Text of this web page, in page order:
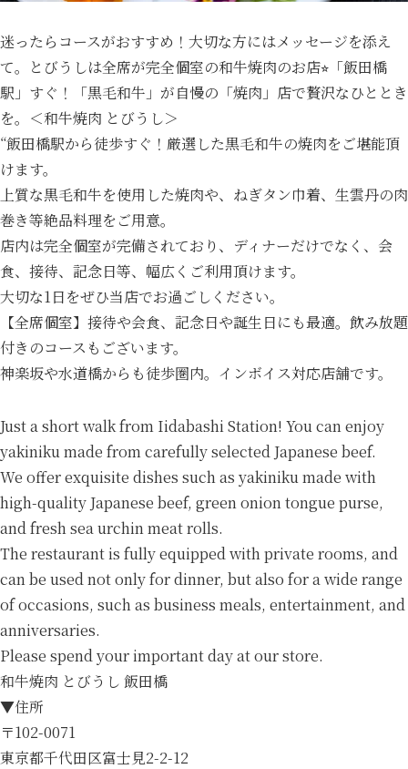
迷ったらコースがおすすめ！大切な方にはメッセージを添え
て。とびうしは全席が完全個室の和牛焼肉のお店⭐︎「飯田橋
駅」すぐ！「黒毛和牛」が自慢の「焼肉」店で贅沢なひととき
を。＜和牛焼肉 とびうし＞
“飯田橋駅から徒歩すぐ！厳選した黒毛和牛の焼肉をご堪能頂
けます。
上質な黒毛和牛を使用した焼肉や、ねぎタン巾着、生雲丹の肉
巻き等絶品料理をご用意。
店内は完全個室が完備されており、ディナーだけでなく、会
食、接待、記念日等、幅広くご利用頂けます。
大切な1日をぜひ当店でお過ごしください。
【全席個室】接待や会食、記念日や誕生日にも最適。飲み放題
付きのコースもございます。
神楽坂や水道橋からも徒歩圏内。インボイス対応店舗です。
Just a short walk from Iidabashi Station! You can enjoy
yakiniku made from carefully selected Japanese beef.
We offer exquisite dishes such as yakiniku made with
high-quality Japanese beef, green onion tongue purse,
and fresh sea urchin meat rolls.
The restaurant is fully equipped with private rooms, and
can be used not only for dinner, but also for a wide range
of occasions, such as business meals, entertainment, and
anniversaries.
Please spend your important day at our store.
和牛焼肉 とびうし 飯田橋
▼住所
〒102-0071
東京都千代田区富士見2-2-12